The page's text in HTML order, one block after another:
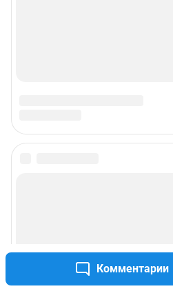
Комментарии